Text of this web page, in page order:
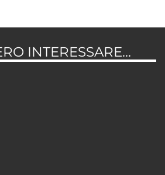
INTERESSARE...